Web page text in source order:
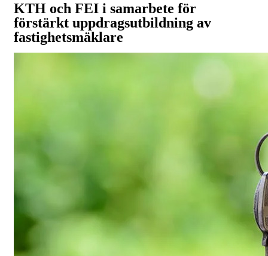
KTH och FEI i samarbete för
förstärkt uppdragsutbildning av
fastighetsmäklare